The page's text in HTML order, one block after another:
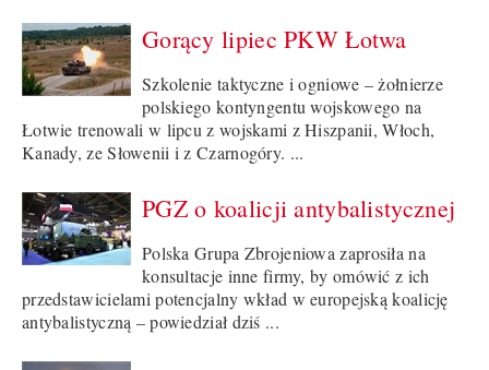
Gorący lipiec PKW Łotwa
Szkolenie taktyczne i ogniowe – żołnierze
polskiego kontyngentu wojskowego na
Łotwie trenowali w lipcu z wojskami z Hiszpanii, Włoch,
Kanady, ze Słowenii i z Czarnogóry. ...
PGZ o koalicji antybalistycznej
Polska Grupa Zbrojeniowa zaprosiła na
konsultacje inne firmy, by omówić z ich
przedstawicielami potencjalny wkład w europejską koalicję
antybalistyczną – powiedział dziś ...